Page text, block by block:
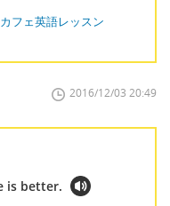
フェ英語レッスン
2016/12/03 20:49
is better.